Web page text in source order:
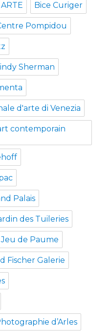
ARTE Bice Curiger
Pompidou
Sherman
d'arte di Venezia
contemporain
Palais
des Tuileries
Jeu de Paume
Fischer Galerie
d’Arles